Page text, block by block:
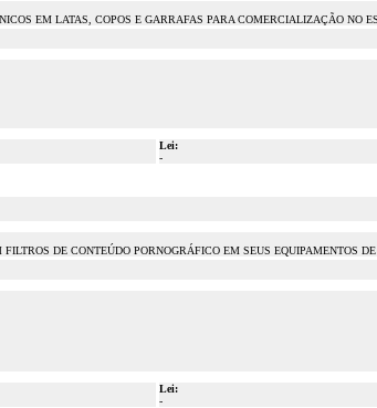
EM LATAS, COPOS E GARRAFAS PARA COMERCIALIZAÇÃO NO
Lei:
-
DE CONTEÚDO PORNOGRÁFICO EM SEUS EQUIPAMENTOS
Lei:
-